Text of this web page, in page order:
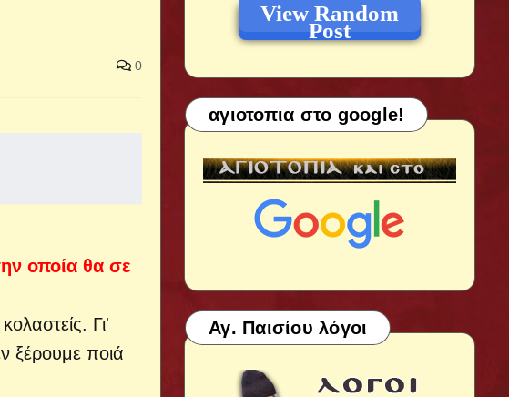
0
οποία θα σε
Γι'
ξέρουμε ποιά
View Random
Post
αγιοτοπια στο google!
Αγ. Παισίου λόγοι